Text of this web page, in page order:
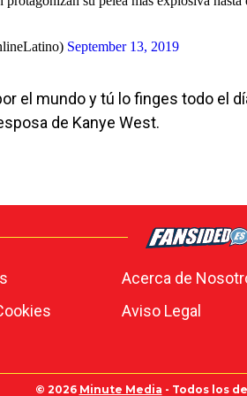
September 13, 2019
el mundo y tú lo finges todo el
de Kanye West.
Acerca de
Aviso Legal
© 2026 Minute Media - Todos los